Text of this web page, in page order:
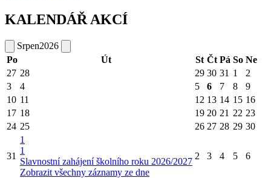
KALENDÁŘ AKCÍ
Srpen2026
Po
Út St Čt Pá So Ne
27 28 29 30 31 1
2
3
4 5 6 7 8
9
10 11 12 13 14 15 16
17 18 19 20 21 22 23
24 25 26 27 28 29 30
31
1
1
Slavnostní zahájení školního roku 2026/2027
Zobrazit všechny záznamy ze dne
2 3 4 5 6